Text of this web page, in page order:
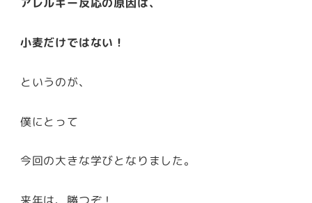
小麦だけではない！
というのが、
僕にとって
今回の大きな学びとなりました。